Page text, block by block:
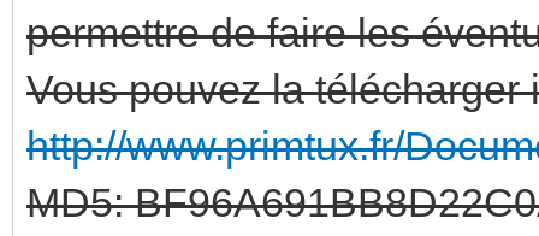
permettre de faire les
Vous pouvez la télécharger
http://www.primtux.fr/
MD5: